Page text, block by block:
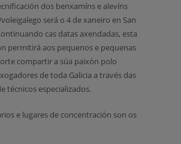
dos benxamíns e alevíns
será o 4 de xaneiro en San
cas datas axendadas, esta
permitirá aos pequenos e pequenas
compartir a súa paixón polo
de toda Galicia a través das
técnicos especializados.
e lugares de concentración son os